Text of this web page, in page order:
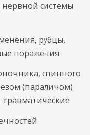
системы
рубцы,
поражения
спинного
(параличом)